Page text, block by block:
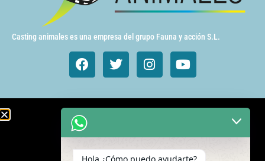
Casting animales es una empresa del grupo Fauna y acción S.L.
Animales de cine y TV